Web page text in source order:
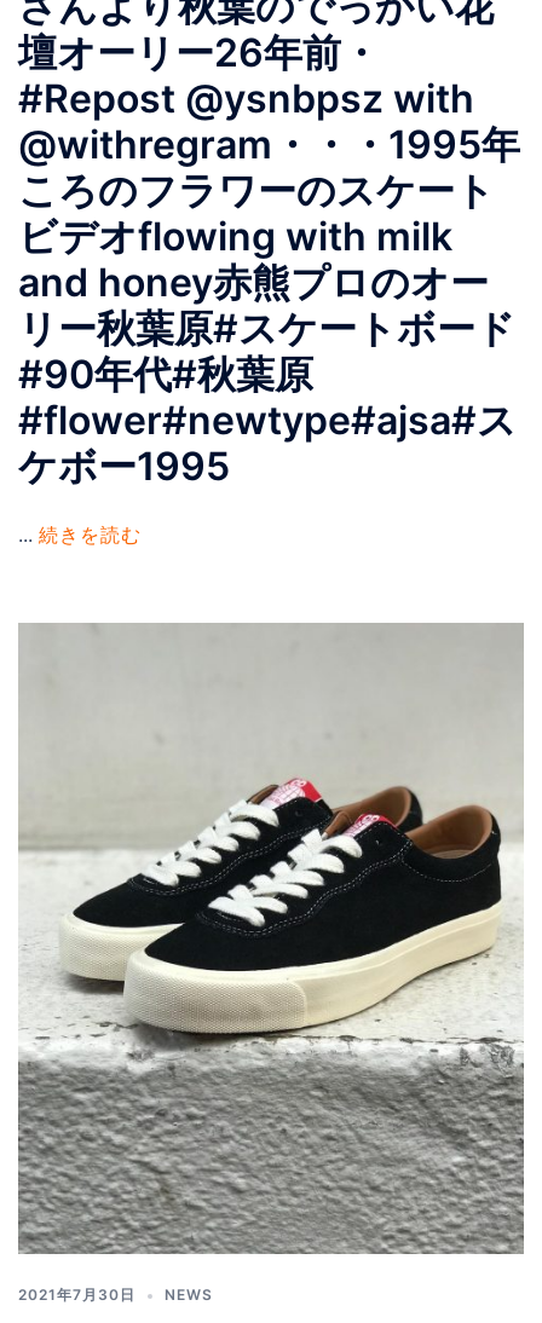
壇オーリー26年前・
#Repost @ysnbpsz with
@withregram・・・1995年
ころのフラワーのスケート
ビデオflowing with milk
and honey赤熊プロのオー
リー秋葉原#スケートボード
#90年代#秋葉原
#flower#newtype#ajsa#ス
ケボー1995
... 続きを読む
2021年7月30日 NEWS